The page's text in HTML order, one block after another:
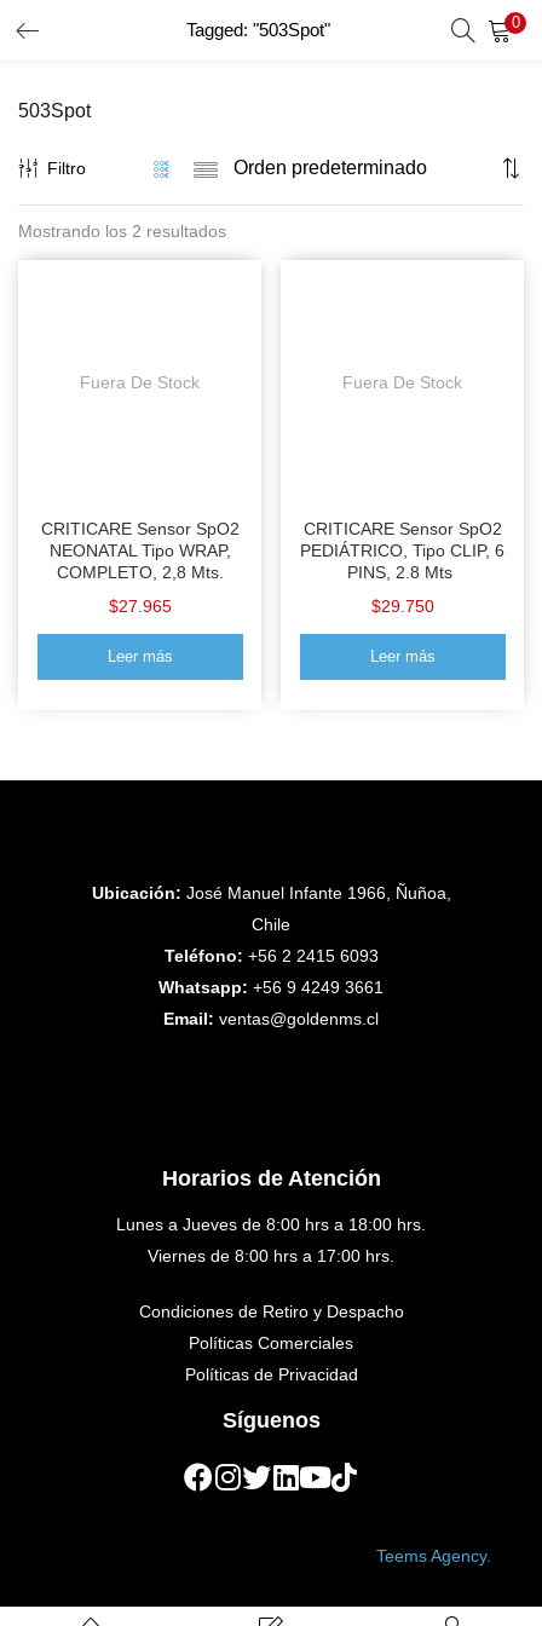
Tagged: "503Spot" 0
INICIO DE SESIÓN
Introduzca su nombre de usuario y contraseña para iniciar
Recordar Datos
Recuperar Contraseña
503Spot
Filtro
Mostrando los 2 resultados
Fuera De Stock
CRITICARE Sensor SpO2
NEONATAL Tipo WRAP,
COMPLETO, 2,8 Mts.
$27.965
Leer más
Fuera De Stock
CRITICARE Sensor SpO2
PEDIÁTRICO, Tipo CLIP, 6
PINS, 2.8 Mts
$29.750
Leer más
Ubicación: José Manuel Infante 1966, Ñuñoa,
Chile
Teléfono: +56 2 2415 6093
Whatsapp: +56 9 4249 3661
Email: ventas@goldenms.cl
Horarios de Atención
Lunes a Jueves de 8:00 hrs a 18:00 hrs.
Viernes de 8:00 hrs a 17:00 hrs.
Condiciones de Retiro y Despacho
Políticas Comerciales
Políticas de Privacidad
Síguenos
Teems Agency.